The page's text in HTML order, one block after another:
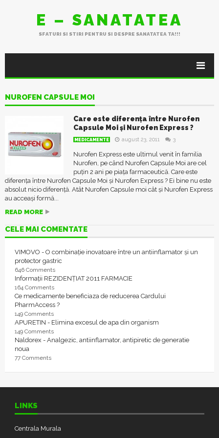
E – SANATATEA
SFATURI SI STIRI PENTRU SI DESPRE SANATATEA TA!!!
NUROFEN CAPSULE MOI
Care este diferența între Nurofen
Capsule Moi și Nurofen Express ?
MEDICAMENTE august 23, 2011 3
Nurofen Express este ultimul venit în familia
Nurofen, pe când Nurofen Capsule Moi are cel
puțin 2 ani pe piața farmaceutică. Care este
diferența între Nurofen Capsule Moi și Nurofen Express ? Ei bine nu este
absolut nicio diferență. Atât Nurofen Capsule moi cât și Nurofen Express
au acceași formă...
READ MORE
CELE MAI COMENTATE
VIMOVO - O combinație inovatoare între un antiinflamator și un
protector gastric
646 Comments
Informații REZIDENȚIAT 2011 FARMACIE
164 Comments
Ce medicamente beneficiaza de reducerea Cardului
PharmAccess ?
149 Comments
APURETIN - Elimina excesul de apa din organism
149 Comments
Naldorex - Analgezic, antiinflamator, antipiretic de generatie
noua
77 Comments
LINKS
Centrala Murala